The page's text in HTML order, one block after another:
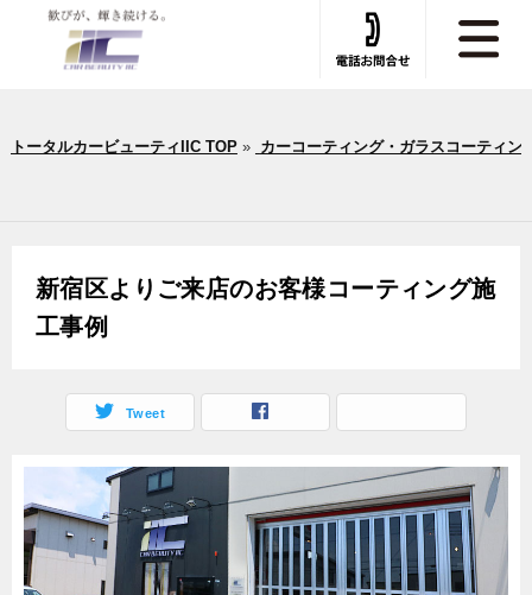
トータルカービューティIIC TOP» カーコーティング・ガラスコーティン
新宿区よりご来店のお客様コーティング施
工事例
Tweet